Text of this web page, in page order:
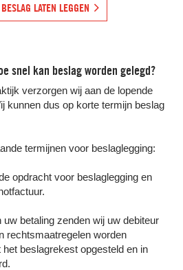
LATEN LEGGEN
snel kan beslag worden gelegd?
verzorgen wij aan de lopende
kunnen dus op korte termijn beslag
termijnen voor beslaglegging:
opdracht voor beslaglegging en
betaling zenden wij uw debiteur
rechtsmaatregelen worden
beslagrekest opgesteld en in